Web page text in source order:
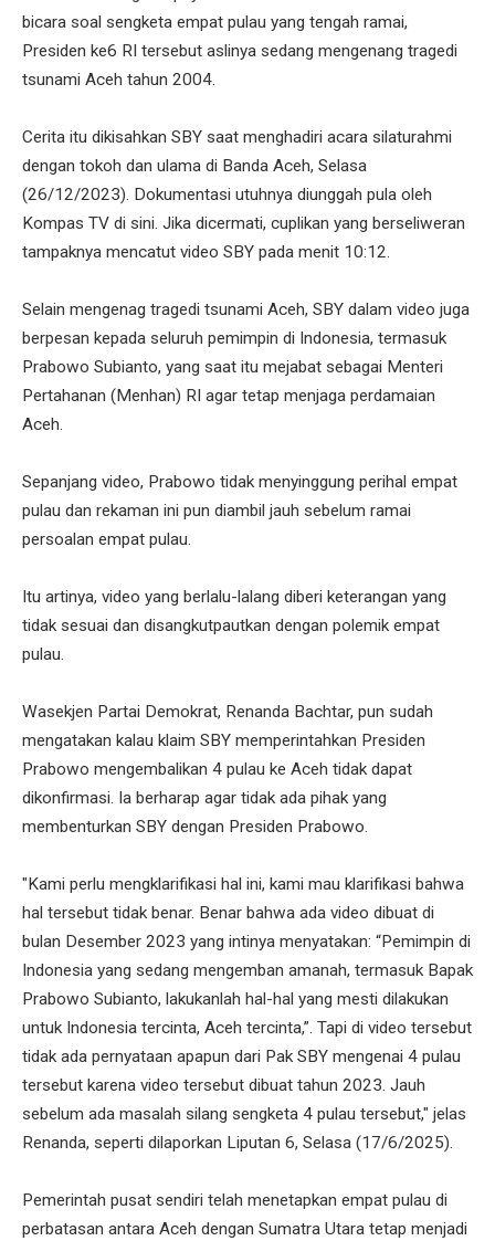
bicara soal sengketa empat pulau yang tengah ramai,
Presiden ke6 RI tersebut aslinya sedang mengenang tragedi
tsunami Aceh tahun 2004.
Cerita itu dikisahkan SBY saat menghadiri acara silaturahmi
dengan tokoh dan ulama di Banda Aceh, Selasa
(26/12/2023). Dokumentasi utuhnya diunggah pula oleh
Kompas TV di sini. Jika dicermati, cuplikan yang berseliweran
tampaknya mencatut video SBY pada menit 10:12.
Selain mengenag tragedi tsunami Aceh, SBY dalam video juga
berpesan kepada seluruh pemimpin di Indonesia, termasuk
Prabowo Subianto, yang saat itu mejabat sebagai Menteri
Pertahanan (Menhan) RI agar tetap menjaga perdamaian
Aceh.
Sepanjang video, Prabowo tidak menyinggung perihal empat
pulau dan rekaman ini pun diambil jauh sebelum ramai
persoalan empat pulau.
Itu artinya, video yang berlalu-lalang diberi keterangan yang
tidak sesuai dan disangkutpautkan dengan polemik empat
pulau.
Wasekjen Partai Demokrat, Renanda Bachtar, pun sudah
mengatakan kalau klaim SBY memperintahkan Presiden
Prabowo mengembalikan 4 pulau ke Aceh tidak dapat
dikonfirmasi. Ia berharap agar tidak ada pihak yang
membenturkan SBY dengan Presiden Prabowo.
"Kami perlu mengklarifikasi hal ini, kami mau klarifikasi bahwa
hal tersebut tidak benar. Benar bahwa ada video dibuat di
bulan Desember 2023 yang intinya menyatakan: “Pemimpin di
Indonesia yang sedang mengemban amanah, termasuk Bapak
Prabowo Subianto, lakukanlah hal-hal yang mesti dilakukan
untuk Indonesia tercinta, Aceh tercinta,”. Tapi di video tersebut
tidak ada pernyataan apapun dari Pak SBY mengenai 4 pulau
tersebut karena video tersebut dibuat tahun 2023. Jauh
sebelum ada masalah silang sengketa 4 pulau tersebut," jelas
Renanda, seperti dilaporkan Liputan 6, Selasa (17/6/2025).
Pemerintah pusat sendiri telah menetapkan empat pulau di
perbatasan antara Aceh dengan Sumatra Utara tetap menjadi